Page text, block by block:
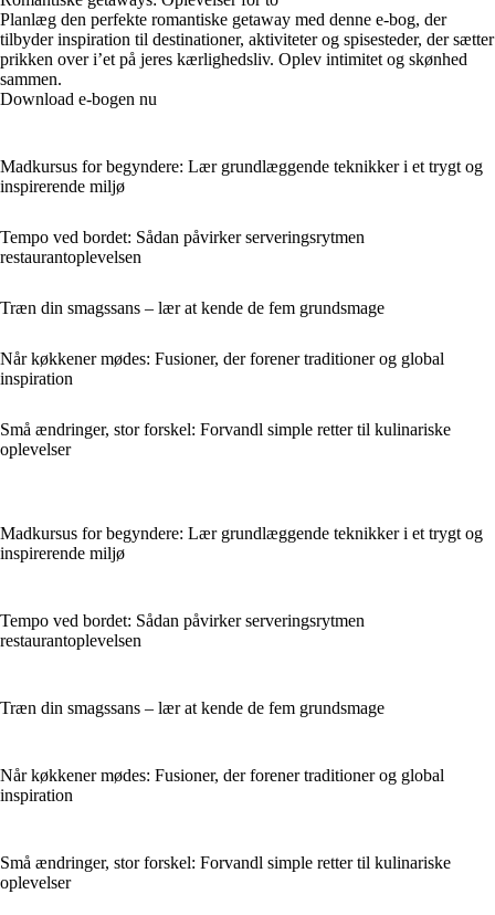
Planlæg den perfekte romantiske getaway med denne e-bog, der
tilbyder inspiration til destinationer, aktiviteter og spisesteder, der sætter
prikken over i’et på jeres kærlighedsliv. Oplev intimitet og skønhed
sammen.
Download e-bogen nu
Madkursus for begyndere: Lær grundlæggende teknikker i et trygt og
inspirerende miljø
Tempo ved bordet: Sådan påvirker serveringsrytmen
restaurantoplevelsen
Træn din smagssans – lær at kende de fem grundsmage
Når køkkener mødes: Fusioner, der forener traditioner og global
inspiration
Små ændringer, stor forskel: Forvandl simple retter til kulinariske
oplevelser
Madkursus for begyndere: Lær grundlæggende teknikker i et trygt og
inspirerende miljø
Tempo ved bordet: Sådan påvirker serveringsrytmen
restaurantoplevelsen
Træn din smagssans – lær at kende de fem grundsmage
Når køkkener mødes: Fusioner, der forener traditioner og global
inspiration
Små ændringer, stor forskel: Forvandl simple retter til kulinariske
oplevelser